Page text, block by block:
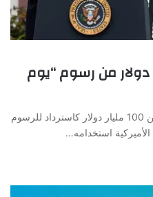
ترد 100 مليار دولار من رسوم “يوم
أعادت إدارة دونالد ترامب ما يقرب من 100 مليار دولار كاسترداد للرسوم
استخدامه…